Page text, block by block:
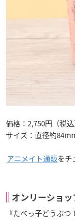
価格：2,750円（税込
サイズ：直径約
アニメイト通販をチ
オンリーショッ
『たべっ子どうぶ